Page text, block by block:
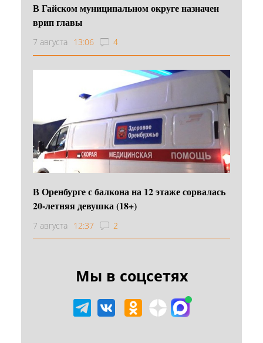
В Гайском муниципальном округе назначен
врип главы
7 августа 13:06 4
В Оренбурге с балкона на 12 этаже сорвалась
20-летняя девушка (18+)
7 августа 12:37 2
Мы в соцсетях